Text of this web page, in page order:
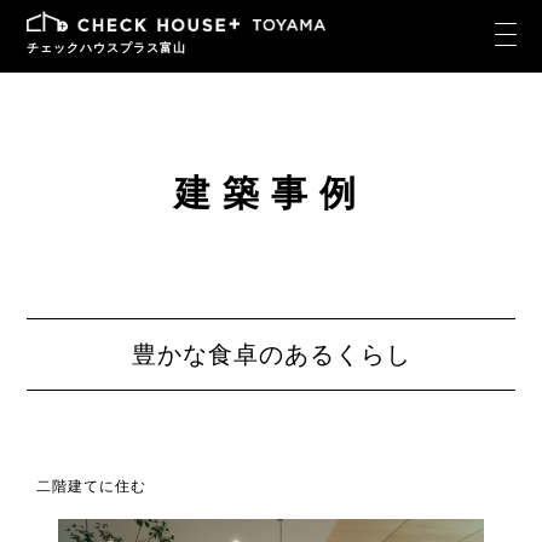
チェックハウスプラス富山
建築事例
豊かな食卓のあるくらし
二階建てに住む